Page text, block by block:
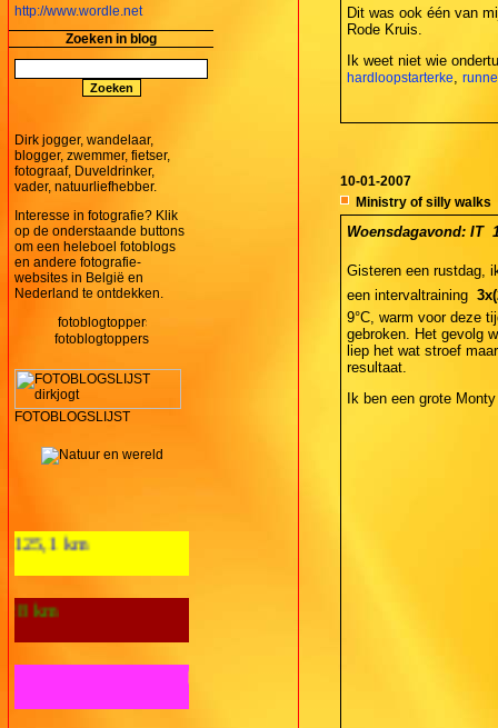
http://www.wordle.net
Zoeken in blog
Dirk jogger, wandelaar,
blogger, zwemmer, fietser,
fotograaf, Duveldrinker,
vader, natuurliefhebber.
Interesse in fotografie? Klik
op de onderstaande buttons
om een heleboel fotoblogs
en andere fotografie-
websites in België en
Nederland te ontdekken.
fotoblogtoppers
FOTOBLOGSLIJST
Fietskilometers 2012: nul km
Dit was ook één van
Rode Kruis.
Ik weet niet wie
hardloopstarterke
10-01-2007
Ministry of silly walks
Woensdagavond: IT 
Gisteren een rustdag,
een intervaltraining 
9°C, warm voor deze
gebroken. Het gevolg
liep het wat stroef
resultaat.
Ik ben een grote